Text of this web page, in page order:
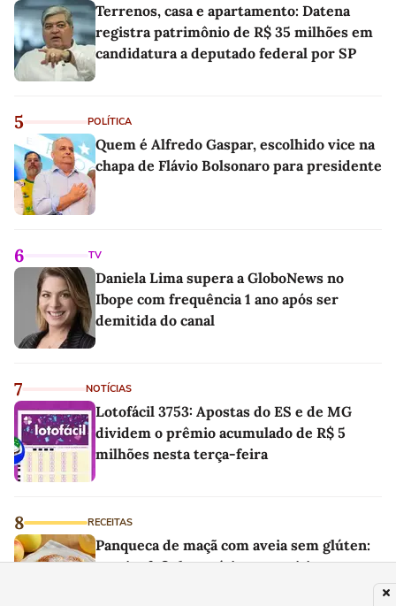
Terrenos, casa e apartamento: Datena
registra patrimônio de R$ 35 milhões em
candidatura a deputado federal por SP
5 POLÍTICA
Quem é Alfredo Gaspar, escolhido vice na
chapa de Flávio Bolsonaro para presidente
6 TV
Daniela Lima supera a GloboNews no
Ibope com frequência 1 ano após ser
demitida do canal
7 NOTÍCIAS
Lotofácil 3753: Apostas do ES e de MG
dividem o prêmio acumulado de R$ 5
milhões nesta terça-feira
8 RECEITAS
Panqueca de maçã com aveia sem glúten:
receita fofinha, prática e nutritiva para o